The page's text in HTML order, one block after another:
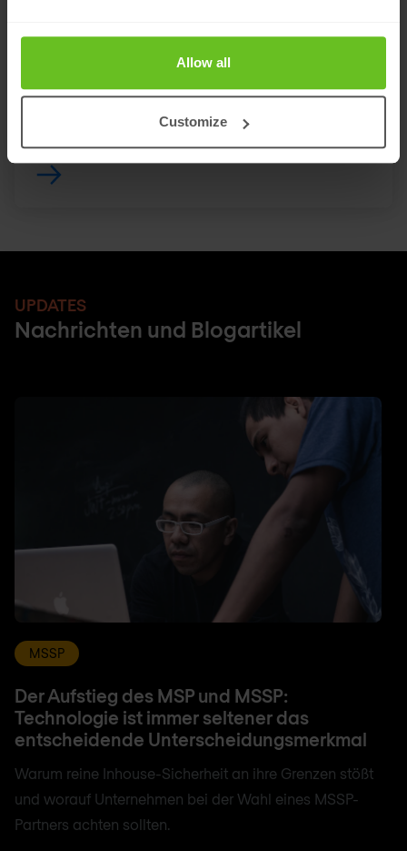
Allow all
Customize
systematisch zu identifizieren und deren
potenzielle Auswirkungen realistisch zu bewerten.
UPDATES
Nachrichten und Blogartikel
MSSP
Der Aufstieg des MSP und MSSP:
Technologie ist immer seltener das
entscheidende Unterscheidungsmerkmal
Warum reine Inhouse-Sicherheit an ihre Grenzen stößt
und worauf Unternehmen bei der Wahl eines MSSP-
Partners achten sollten.